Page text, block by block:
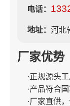
电话：
地址： 河北
厂家优势
·正规源头
·产品符合
·厂家直供